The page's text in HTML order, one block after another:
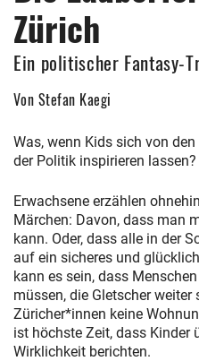
Zürich
Ein politischer Fantasy-
Von Stefan Kaegi
Was, wenn Kids sich von
der Politik inspirieren lassen?
Erwachsene erzählen
Märchen: Davon, dass man
kann. Oder, dass alle in der
auf ein sicheres und
kann es sein, dass
müssen, die Gletscher
Züricher*innen keine
ist höchste Zeit, dass Kinder
Wirklichkeit berichten.